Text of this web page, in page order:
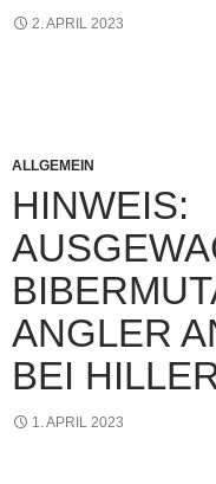
2. APRIL 2023
ALLGEMEIN
HINWEIS:
ANGLER
BEI
1. APRIL 2023